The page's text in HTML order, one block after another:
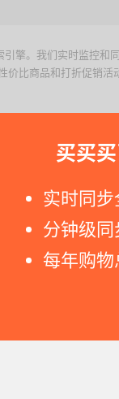
买买
实时同
分钟级
每年购
擎。我们实时监控和
价比商品和打折促销
© 2011-2026 网购